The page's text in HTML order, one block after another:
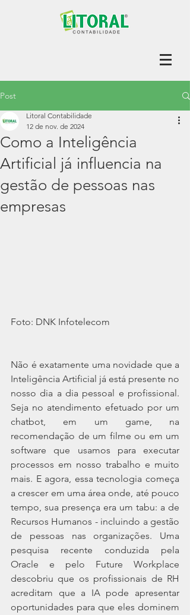
Post
Como a Inteligência
Artificial já influencia na
gestão de pessoas nas
empresas
Litoral Contabilidade
12 de nov. de 2024
Foto: DNK Infotelecom
Não é exatamente uma novidade que a
Inteligência Artificial já está presente no
nosso dia a dia pessoal e profissional.
Seja no atendimento efetuado por um
chatbot, em um game, na
recomendação de um filme ou em um
software que usamos para executar
processos em nosso trabalho e muito
mais. E agora, essa tecnologia começa
a crescer em uma área onde, até pouco
tempo, sua presença era um tabu: a de
Recursos Humanos - incluindo a gestão
de pessoas nas organizações. Uma
pesquisa recente conduzida pela
Oracle e pelo Future Workplace
descobriu que os profissionais de RH
acreditam que a IA pode apresentar
oportunidades para que eles dominem